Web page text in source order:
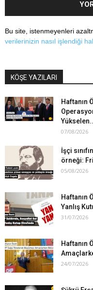
Bu site, istenmeyenleri
verilerinizin nasıl işlendiği
KÖŞE YAZILARI
Haftanın
07/08/2026
İşçi
örneği:
05/08/2026
Haftanın
Yanlış
31/07/2026
Haftanın
24/07/2026